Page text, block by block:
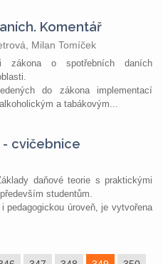
Komentář
Milan Tomíček
zákona o spotřebních daních
do zákona implementací
a tabákovým...
cvičebnice
daňové teorie s praktickými
studentům.
pedagogickou úroveň, je vytvořena